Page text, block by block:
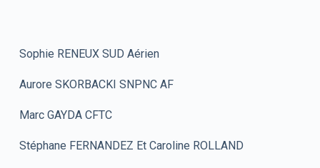
Sophie RENEUX SUD Aérien
Aurore SKORBACKI SNPNC AF
Marc GAYDA CFTC
Stéphane FERNANDEZ Et Caroline ROLLAND